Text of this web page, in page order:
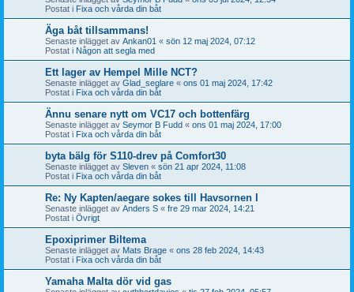
Postat i Fixa och vårda din båt
Äga båt tillsammans!
Senaste inlägget av Ankan01 « sön 12 maj 2024, 07:12
Postat i Någon att segla med
Ett lager av Hempel Mille NCT?
Senaste inlägget av Glad_seglare « ons 01 maj 2024, 17:42
Postat i Fixa och vårda din båt
Ännu senare nytt om VC17 och bottenfärg
Senaste inlägget av Seymor B Fudd « ons 01 maj 2024, 17:00
Postat i Fixa och vårda din båt
byta bälg för S110-drev på Comfort30
Senaste inlägget av Sleven « sön 21 apr 2024, 11:08
Postat i Fixa och vårda din båt
Re: Ny Kapten/aegare sokes till Havsornen I
Senaste inlägget av Anders S « fre 29 mar 2024, 14:21
Postat i Övrigt
Epoxiprimer Biltema
Senaste inlägget av Mats Brage « ons 28 feb 2024, 14:43
Postat i Fixa och vårda din båt
Yamaha Malta dör vid gas